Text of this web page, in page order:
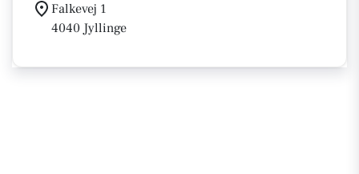
Falkevej 1
4040 Jyllinge